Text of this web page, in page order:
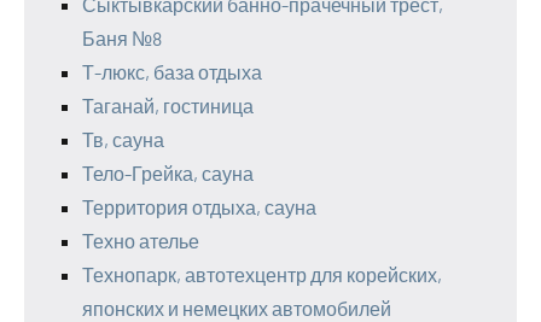
Баня №8
Т-люкс, база отдыха
Таганай, гостиница
Тв, сауна
Тело-Грейка, сауна
Территория отдыха, сауна
Техно ателье
Технопарк, автотехцентр для корейских,
японских и немецких автомобилей